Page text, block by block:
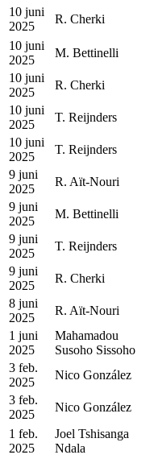
10 juni
2025
R. Cherki
10 juni
2025
M. Bettinelli
10 juni
2025
R. Cherki
10 juni
2025
T. Reijnders
10 juni
2025
T. Reijnders
9 juni
2025
R. Aït-Nouri
9 juni
2025
M. Bettinelli
9 juni
2025
T. Reijnders
9 juni
2025
R. Cherki
8 juni
2025
R. Aït-Nouri
1 juni
2025
Mahamadou
Susoho Sissoho
3 feb.
2025
Nico González
3 feb.
2025
Nico González
1 feb.
2025
Joel Tshisanga
Ndala